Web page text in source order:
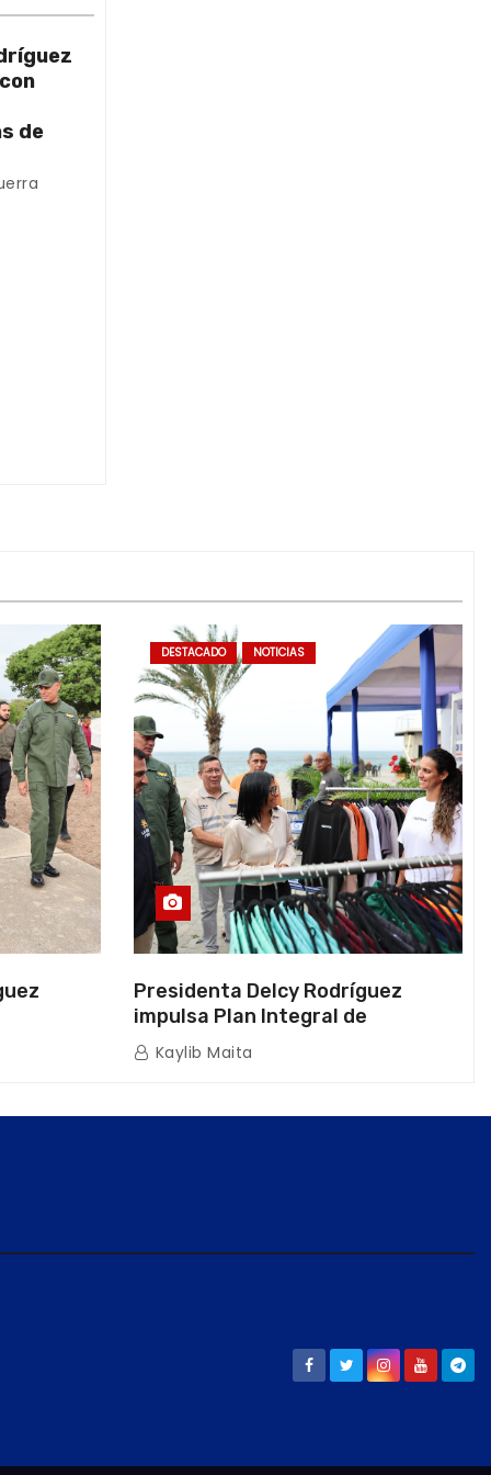
de
DESTACADO NOTICIAS
Presidenta Delcy Rodríguez
impulsa Plan Integral de
Reactivación Económica en La
Guaira
Kaylib Maita